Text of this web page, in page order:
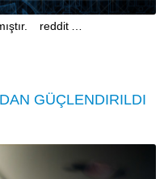
reddit …
GÜÇLENDIRILDI